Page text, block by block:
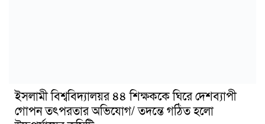
ইসলামী বিশ্ববিদ্যালয়র ৪৪ শিক্ষককে ঘিরে দেশব্যাপী
গোপন তৎপরতার অভিযোগ/ তদন্তে গঠিত হলো